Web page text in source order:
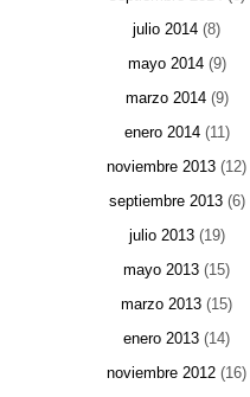
julio 2014 (8)
mayo 2014(9)
marzo 2014(9)
enero 2014(11)
noviembre 2013 (12)
septiembre 2013(6)
julio 2013(19)
mayo 2013 (15)
marzo 2013 (15)
enero 2013 (14)
noviembre 2012 (16)